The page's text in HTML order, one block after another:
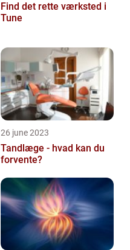
Find det rette værksted i
Tune
26 june 2023
Tandlæge - hvad kan du
forvente?